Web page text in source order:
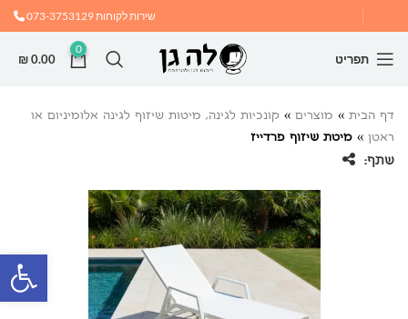
שירות לקוחות073-3753129
תפריט
0
₪0.00
דף הבית » מוצרים » קונכיות לגינה, מיטות שיזוף לגינה אלומיניום או
ראטן » מיטת שיזוף פרדייז
שתף: